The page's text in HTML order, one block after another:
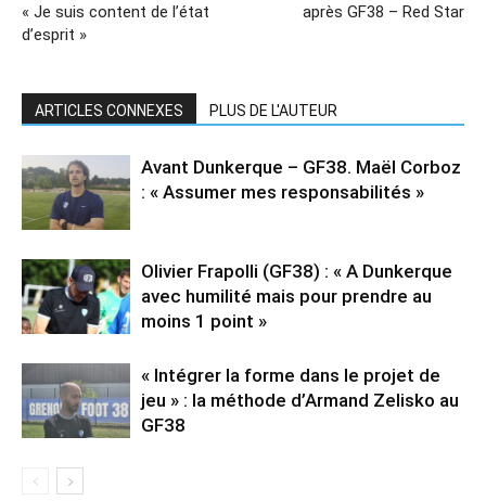
« Je suis content de l’état
d’esprit »
après GF38 – Red Star
ARTICLES CONNEXES PLUS DE L'AUTEUR
Avant Dunkerque – GF38. Maël Corboz
: « Assumer mes responsabilités »
Olivier Frapolli (GF38) : « A Dunkerque
avec humilité mais pour prendre au
moins 1 point »
« Intégrer la forme dans le projet de
jeu » : la méthode d’Armand Zelisko au
GF38